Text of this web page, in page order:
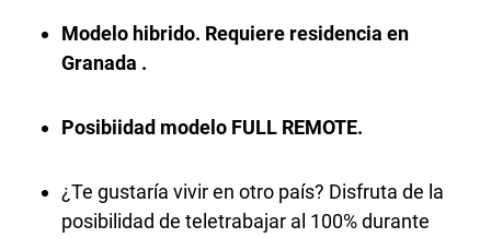
Modelo hibrido. Requiere residencia en
Granada .
Posibiidad modelo FULL REMOTE.
¿Te gustaría vivir en otro país? Disfruta de la
posibilidad de teletrabajar al 100% durante